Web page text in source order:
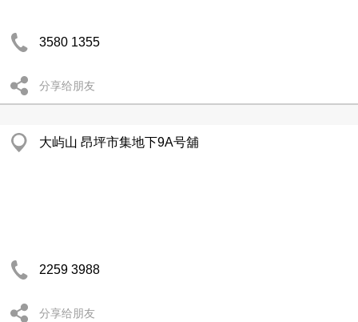
3580 1355
分享给朋友
大屿山 昂坪市集地下9A号舖
2259 3988
分享给朋友